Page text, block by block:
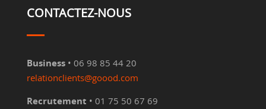
CONTACTEZ-NOUS
Business • 06 98 85 44 20
relationclients@goood.com
Recrutement • 01 75 50 67 69